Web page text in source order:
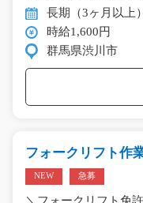
長期（3ヶ月以上）
時給1,600円
群馬県渋川市
フォークリフト作
NEW 急募